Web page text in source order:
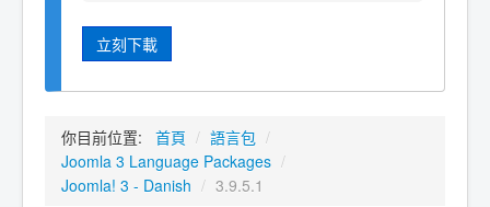
立刻下載
你目前位置: 首頁 / 語言包 /
Joomla 3 Language Packages /
Joomla! 3 - Danish / 3.9.5.1